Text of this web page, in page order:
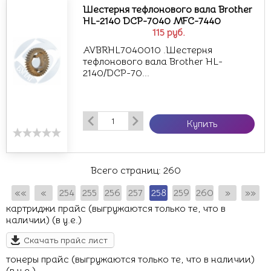
115 руб.
Шестерня тефлонового вала Brother
HL-2140 DCP-7040 MFC-7440
AVBRHL7040010 .Шестерня
тефлонового вала Brother HL-
2140/DCP-70...
Купить
Всего страниц: 260
««
« 254 255 256 257 258 259 260 »
»»
картриджи прайс (выгружаются только те, что в
наличии) (в у.е.)
Скачать прайс лист
тонеры прайс (выгружаются только те, что в наличии)